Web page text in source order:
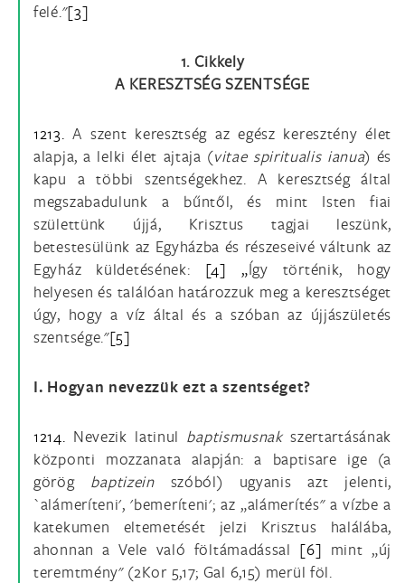
felé."[3]
1. Cikkely
A KERESZTSÉG SZENTSÉGE
1213.A szent keresztség az egész keresztény élet
alapja, a lelki élet ajtaja (vitae spiritualis ianua) és
kapu a többi szentségekhez. A keresztség által
megszabadulunk a bűntől, és mint Isten fiai
születtünk újjá, Krisztus tagjai leszünk,
betestesülünk az Egyházba és részeseivé váltunk az
Egyház küldetésének: [4] „Így történik, hogy
helyesen és találóan határozzuk meg a keresztséget
úgy, hogy a víz által és a szóban az újjászületés
szentsége."[5]
I. Hogyan nevezzük ezt a szentséget?
1214. Nevezik latinul baptismusnakszertartásának
központi mozzanata alapján: a baptisare ige (a
görög baptizein szóból) ugyanis azt jelenti,
`alámeríteni', 'bemeríteni'; az „alámerítés" a vízbe a
katekumen eltemetését jelzi Krisztus halálába,
ahonnan a Vele való föltámadással [6] mint „új
teremtmény" (2Kor 5,17; Gal 6,15) merül föl.